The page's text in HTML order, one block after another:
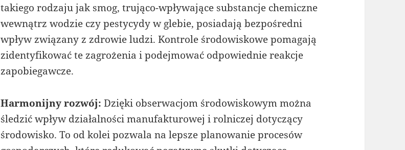
takiego rodzaju jak smog, trująco-wpływające substancje chemiczne
wewnątrz wodzie czy pestycydy w glebie, posiadają bezpośredni
wpływ związany z zdrowie ludzi. Kontrole środowiskowe pomagają
zidentyfikować te zagrożenia i podejmować odpowiednie reakcje
zapobiegawcze.
Harmonijny rozwój: Dzięki obserwacjom środowiskowym można
śledzić wpływ działalności manufakturowej i rolniczej dotyczący
środowisko. To od kolei pozwala na lepsze planowanie procesów